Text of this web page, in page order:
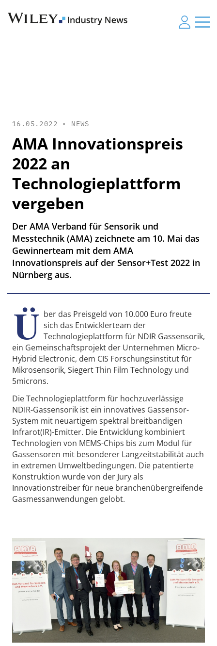
16.05.2022 • NEWS
AMA Innovationspreis
2022 an
Technologieplattform
vergeben
Der AMA Verband für Sensorik und
Messtechnik (AMA) zeichnete am 10. Mai das
Gewinnerteam mit dem AMA
Innovationspreis auf der Sensor+Test 2022 in
Nürnberg aus.
Ü ber das Preisgeld von 10.000 Euro freute
sich das Entwicklerteam der
Technologieplattform für NDIR Gassensorik,
ein Gemeinschaftsprojekt der Unternehmen Micro-
Hybrid Electronic, dem CIS Forschungsinstitut für
Mikrosensorik, Siegert Thin Film Technology und
5microns.
Die Technologieplattform für hochzuverlässige
NDIR-Gassensorik ist ein innovatives Gassensor-
System mit neuartigem spektral breitbandigen
Infrarot(IR)-Emitter. Die Entwicklung kombiniert
Technologien von MEMS-Chips bis zum Modul für
Gassensoren mit besonderer Langzeitstabilität auch
in extremen Umweltbedingungen. Die patentierte
Konstruktion wurde von der Jury als
Innovationstreiber für neue branchenübergreifende
Gasmessanwendungen gelobt.